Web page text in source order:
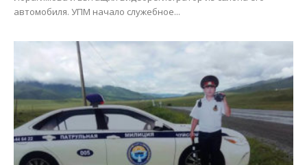
автомобиля. УПМ начало служебное...